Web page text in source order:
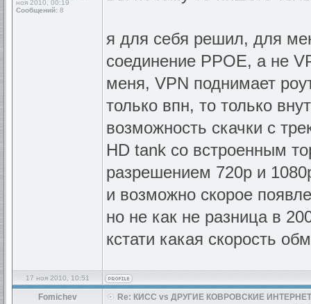
ноя 2010, 00:19
Сообщений: 8
я для себя решил, для
соединение PPOE, а не
меня, VPN поднимает
только впн, то только
возможность скачки с
HD tank со встроенным
разрешением 720р и
и возможно скорое
но не как не разница в
кстати какая скорость
17 ноя 2010, 10:51
Fomichev
Re: КИСС vs ДРУГИЕ КОВРОВСКИЕ